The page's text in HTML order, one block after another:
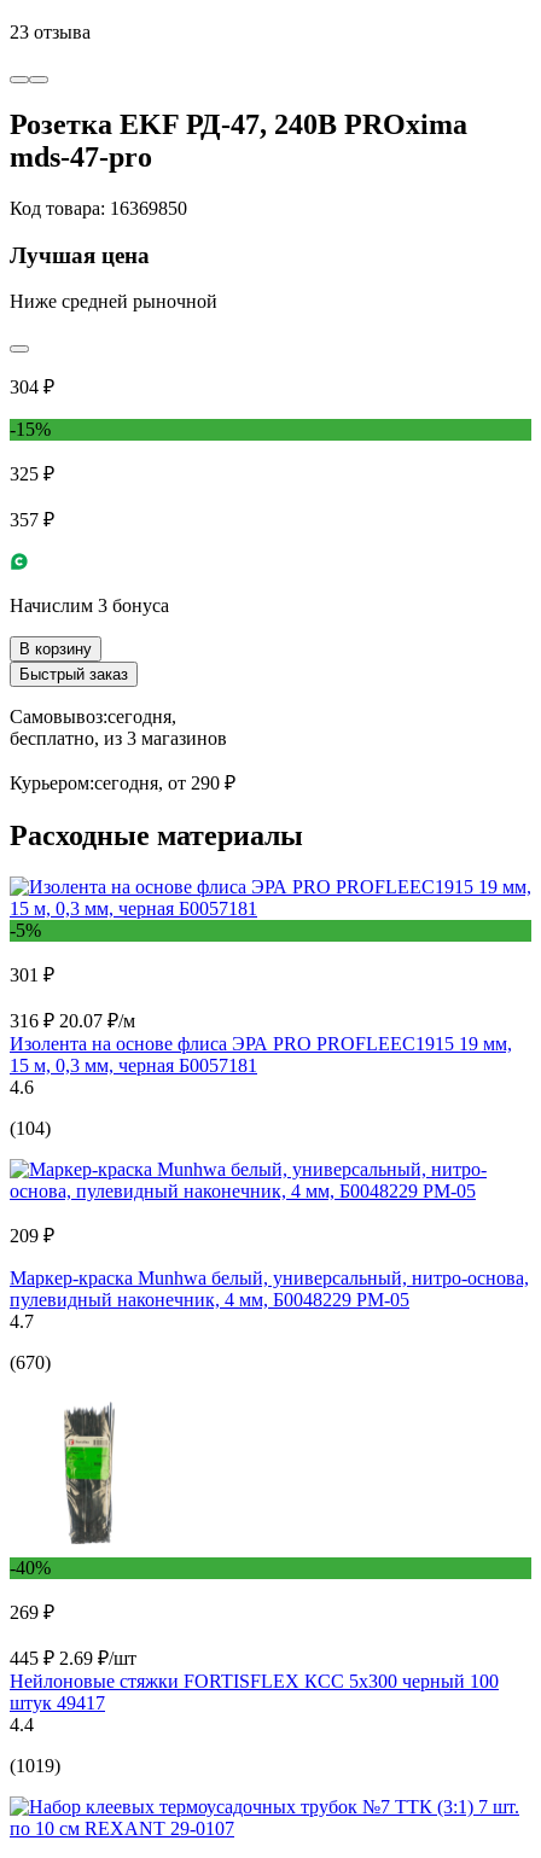
23 отзыва
Розетка EKF РД-47, 240В PROxima
mds-47-pro
Код товара: 16369850
Лучшая цена
Ниже средней рыночной
304 ₽
-15%
325 ₽
357 ₽
Начислим 3 бонуса
В корзину
Быстрый заказ
Самовывоз:сегодня,
бесплатно, из 3 магазинов
Курьером:сегодня, от 290 ₽
Расходные материалы
-5%
301 ₽
316 ₽ 20.07 ₽/м
Изолента на основе флиса ЭРА PRO PROFLEEC1915 19 мм,
15 м, 0,3 мм, черная Б0057181
4.6
(104)
209 ₽
Маркер-краска Munhwa белый, универсальный, нитро-основа,
пулевидный наконечник, 4 мм, Б0048229 PM-05
4.7
(670)
-40%
269 ₽
445 ₽ 2.69 ₽/шт
Нейлоновые стяжки FORTISFLEX КСС 5х300 черный 100
штук 49417
4.4
(1019)